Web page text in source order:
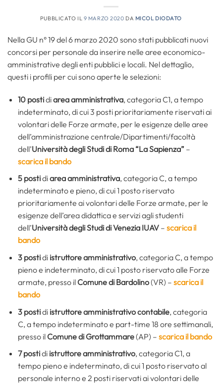
PUBBLICATO IL 9 MARZO 2020 DA MICOL DIODATO
Nella GU n° 19 del 6 marzo 2020 sono stati pubblicati nuovi
concorsi per personale da inserire nelle aree economico-
amministrative degli enti pubblici e locali. Nel dettaglio,
questi i profili per cui sono aperte le selezioni:
10 postidiarea amministrativa, categoria C1, a tempo
indeterminato, di cui 3 posti prioritariamente riservati ai
volontari delle Forze armate, per le esigenze delle aree
dell’amministrazione centrale/Dipartimenti/facoltà
dell’Università degli Studi di Roma “La Sapienza”–
scarica il bando
5 postidiarea amministrativa, categoria C, a tempo
indeterminato e pieno, di cui 1 posto riservato
prioritariamente ai volontari delle Forze armate, per le
esigenze dell’area didattica e servizi agli studenti
dell’Università degli Studi di Venezia IUAV– scarica il
bando
3 postidi istruttore amministrativo, categoria C, a tempo
pieno e indeterminato, di cui 1 posto riservato alle Forze
armate, presso il Comune di Bardolino(VR) – scarica il
bando
3 postidi istruttore amministrativo contabile, categoria
C, a tempo indeterminato e part-time 18 ore settimanali,
presso il Comune di Grottammare(AP) – scarica il bando
7 postidi istruttore amministrativo, categoria C1, a
tempo pieno e indeterminato, di cui 1 posto riservato al
personale interno e 2 posti riservati ai volontari delle